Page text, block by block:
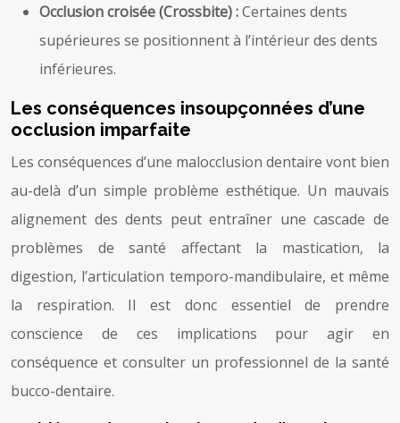
Occlusion croisée (Crossbite) :Certaines dents
supérieures se positionnent à l’intérieur des dents
inférieures.
Les conséquences insoupçonnées d’une
occlusion imparfaite
Les conséquences d’une malocclusion dentaire vont bien
au-delà d’un simple problème esthétique. Un mauvais
alignement des dents peut entraîner une cascade de
problèmes de santé affectant la mastication, la
digestion, l’articulation temporo-mandibulaire, et même
la respiration. Il est donc essentiel de prendre
conscience de ces implications pour agir en
conséquence et consulter un professionnel de la santé
bucco-dentaire.